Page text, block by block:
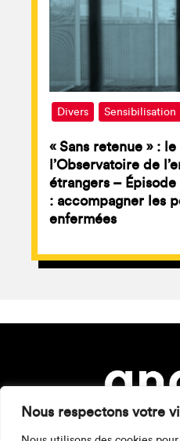
Nous respectons votre
Divers Sensibilisation
« Sans retenue » :
l’Observatoire de
étrangers – Épisode
: accompagner les
enfermées